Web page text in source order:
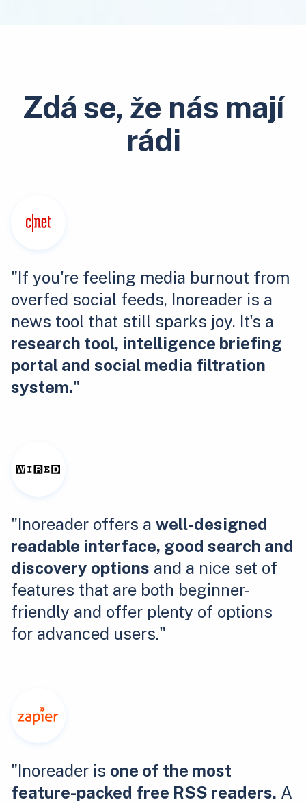
Zdá se, že nás mají
rádi
"If you're feeling media burnout from
overfed social feeds, Inoreader is a
news tool that still sparks joy. It's a
research tool, intelligence briefing
portal and social media filtration
system."
"Inoreader offers a well-designed
readable interface, good search and
discovery options and a nice set of
features that are both beginner-
friendly and offer plenty of options
for advanced users."
"Inoreader is one of the most
feature-packed free RSS readers. A